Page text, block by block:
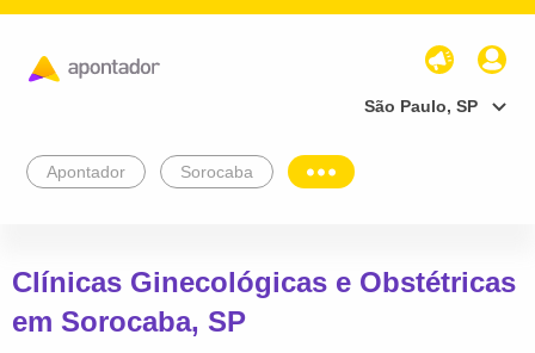
São Paulo, SP
Apontador Sorocaba
Clínicas Ginecológicas e Obstétricas
em Sorocaba, SP